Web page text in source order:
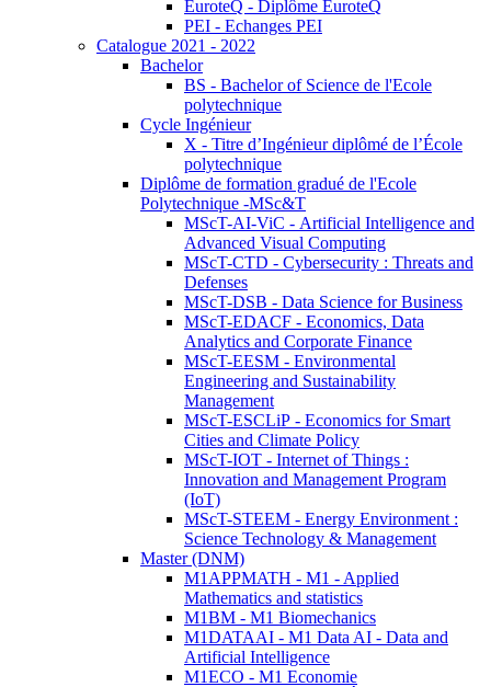
EuroteQ - Diplôme EuroteQ
PEI - Echanges PEI
Catalogue 2021 - 2022
Bachelor
BS - Bachelor of Science de l'Ecole
polytechnique
Cycle Ingénieur
X - Titre d’Ingénieur diplômé de l’École
polytechnique
Diplôme de formation gradué de l'Ecole
Polytechnique -MSc&T
MScT-AI-ViC - Artificial Intelligence and
Advanced Visual Computing
MScT-CTD - Cybersecurity : Threats and
Defenses
MScT-DSB - Data Science for Business
MScT-EDACF - Economics, Data
Analytics and Corporate Finance
MScT-EESM - Environmental
Engineering and Sustainability
Management
MScT-ESCLiP - Economics for Smart
Cities and Climate Policy
MScT-IOT - Internet of Things :
Innovation and Management Program
(IoT)
MScT-STEEM - Energy Environment :
Science Technology & Management
Master (DNM)
M1APPMATH - M1 - Applied
Mathematics and statistics
M1BM - M1 Biomechanics
M1DATAAI - M1 Data AI - Data and
Artificial Intelligence
M1ECO - M1 Economie